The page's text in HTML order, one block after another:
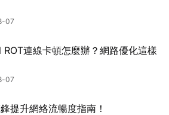
07
ROT連線卡頓怎麼辦？網路優化這樣
07
提升網絡流暢度指南！